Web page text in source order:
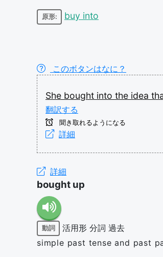
原形: buy into
このボタンはなに？
She bought into the idea
翻訳する
聞き取れるようになる
詳細
詳細
bought up
動詞 活用形 分詞 過去
simple past tense and past